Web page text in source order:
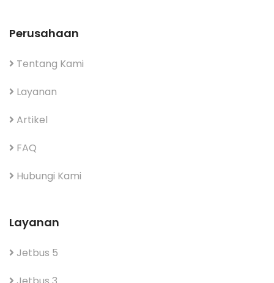
Perusahaan
Tentang Kami
Layanan
Artikel
FAQ
Hubungi Kami
Layanan
Jetbus 5